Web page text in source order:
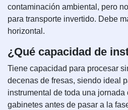
contaminación ambiental, pero
para transporte invertido. Debe
horizontal.
¿Qué capacidad de
Tiene capacidad para procesar
decenas de fresas, siendo ideal
instrumental de toda una
gabinetes antes de pasar a la